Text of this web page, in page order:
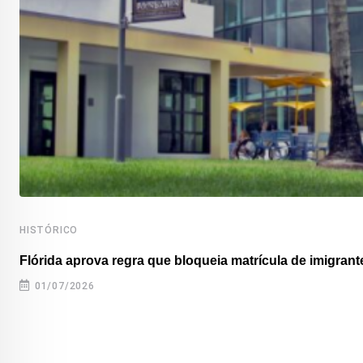
HISTÓRICO
Flórida aprova regra que bloqueia matrícula de
01/07/2026